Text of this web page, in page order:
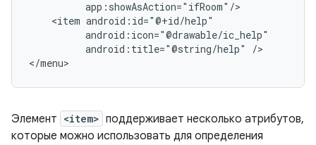
<item
android:title="@string/help"
/>
</menu>
Элемент <item> поддерживает несколько атрибутов,
которые можно использовать для определения